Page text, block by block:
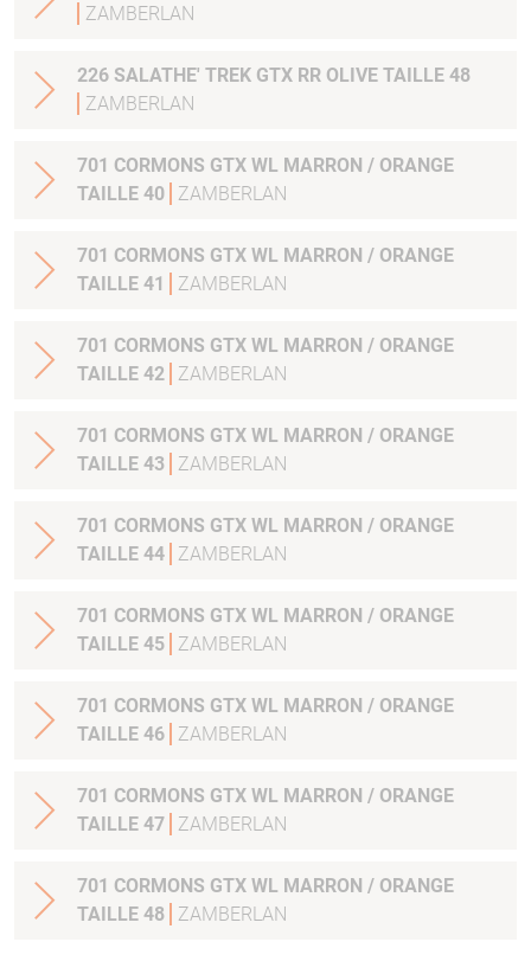
ZAMBERLAN
226 SALATHE' TREK GTX RR OLIVE TAILLE 48
ZAMBERLAN
701 CORMONS GTX WL MARRON / ORANGE
TAILLE 40
ZAMBERLAN
701 CORMONS GTX WL MARRON / ORANGE
TAILLE 41
ZAMBERLAN
701 CORMONS GTX WL MARRON / ORANGE
TAILLE 42
ZAMBERLAN
701 CORMONS GTX WL MARRON / ORANGE
TAILLE 43
ZAMBERLAN
701 CORMONS GTX WL MARRON / ORANGE
TAILLE 44
ZAMBERLAN
701 CORMONS GTX WL MARRON / ORANGE
TAILLE 45
ZAMBERLAN
701 CORMONS GTX WL MARRON / ORANGE
TAILLE 46
ZAMBERLAN
701 CORMONS GTX WL MARRON / ORANGE
TAILLE 47
ZAMBERLAN
701 CORMONS GTX WL MARRON / ORANGE
TAILLE 48
ZAMBERLAN